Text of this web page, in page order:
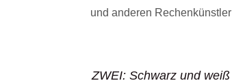
und anderen Rechenkünstler
ZWEI: Schwarz und weiß